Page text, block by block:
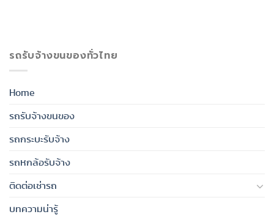
รถรับจ้างขนของทั่วไทย
Home
รถรับจ้างขนของ
รถกระบะรับจ้าง
รถหกล้อรับจ้าง
ติดต่อเช่ารถ
บทความน่ารู้